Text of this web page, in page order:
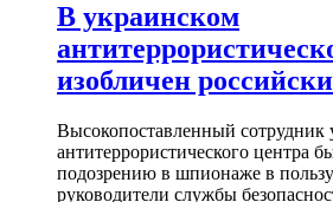
В украинском
изобличен
Высокопоставленный сотрудник
антитеррористического центра
подозрению в шпионаже в
руководители службы